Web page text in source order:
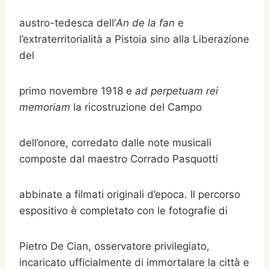
austro-tedesca dell’An de la fan e
l’extraterritorialità a Pistoia sino alla Liberazione
del
primo novembre 1918 e ad perpetuam rei
memoriam la ricostruzione del Campo
dell’onore, corredato dalle note musicali
composte dal maestro Corrado Pasquotti
abbinate a filmati originali d’epoca. Il percorso
espositivo è completato con le fotografie di
Pietro De Cian, osservatore privilegiato,
incaricato ufficialmente di immortalare la città e